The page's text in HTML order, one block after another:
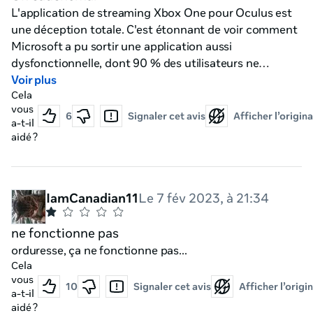
L'application de streaming Xbox One pour Oculus est
une déception totale. C'est étonnant de voir comment
Microsoft a pu sortir une application aussi
dysfonctionnelle, dont 90 % des utilisateurs ne
peuvent même pas travailler. Il est clair que Microsoft
ne se soucie pas de ses clients, compte tenu des
problèmes persistants de l'application et de son
manque de soutien. Évitez cette application à tout prix
Voir plus
Cela
vous
a-t-il
aidé ?
6 Signaler cet avis Afficher
IamCanadian11Le 7 fév 2023, à 21:34
ne fonctionne pas
orduresse, ça ne fonctionne pas...
Cela
vous
a-t-il
aidé ?
10 Signaler cet avis Afficher